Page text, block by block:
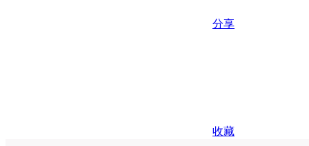
分享
收藏